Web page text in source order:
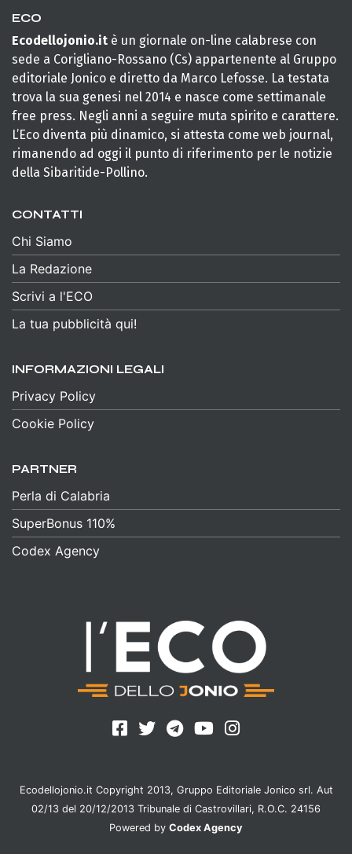
ECO
Ecodellojonio.it è un giornale on-line calabrese con
sede a Corigliano-Rossano (Cs) appartenente al Gruppo
editoriale Jonico e diretto da Marco Lefosse. La testata
trova la sua genesi nel 2014 e nasce come settimanale
free press. Negli anni a seguire muta spirito e carattere.
L’Eco diventa più dinamico, si attesta come web journal,
rimanendo ad oggi il punto di riferimento per le notizie
della Sibaritide-Pollino.
CONTATTI
Chi Siamo
La Redazione
Scrivi a l'ECO
La tua pubblicità qui!
INFORMAZIONI LEGALI
Privacy Policy
Cookie Policy
PARTNER
Perla di Calabria
SuperBonus 110%
Codex Agency
Ecodellojonio.it Copyright 2013, Gruppo Editoriale Jonico srl. Aut
02/13 del 20/12/2013 Tribunale di Castrovillari, R.O.C. 24156
Powered by Codex Agency